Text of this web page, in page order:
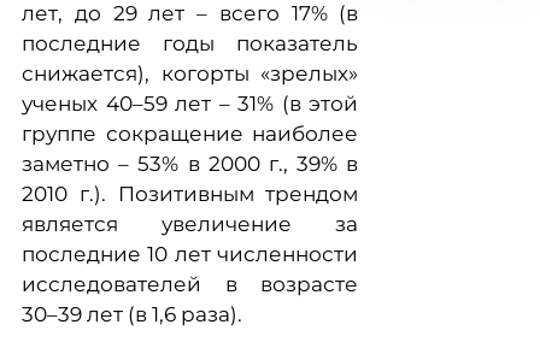
лет, до 29 лет – всего 17% (в
последние годы показатель
снижается), когорты «зрелых»
ученых 40–59 лет – 31% (в этой
группе сокращение наиболее
заметно – 53% в 2000 г., 39% в
2010 г.). Позитивным трендом
является увеличение за
последние 10 лет численности
исследователей в возрасте
30–39 лет (в 1,6 раза).